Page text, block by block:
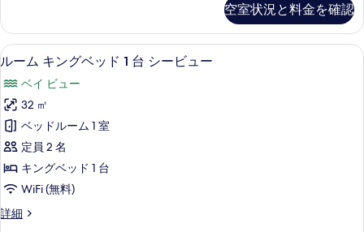
す
べ
て
の
写
真
を
表
示
す
ー
の
詳
細
ベ
ッ
ド
1
台
シ
ー
ビ
ュ
ー
ル
ー
ム
ン
グ
ベ
ッ
ド
台
シ
ビ
空室状況と料金を確認
ル
ム
キ
ン
グ
ベ
ッ
ド
ルーム キングベッド 1 台 シービュ
8
ルーム キングベッド 1 台 シービュー
ベイ ビュー
32 ㎡
ベッドルーム 1 室
定員 2 名
キングベッド 1 台
WiFi (無料)
詳細
ル